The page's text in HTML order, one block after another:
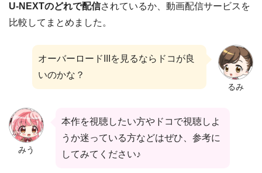
U-NEXTのどれで配信されているか、動画配信サービスを
比較してまとめました。
るみ
オーバーロードIIIを見るならドコが良
いのかな？
みう
本作を視聴したい方やドコで視聴しよ
うか迷っている方などはぜひ、参考に
してみてください♪